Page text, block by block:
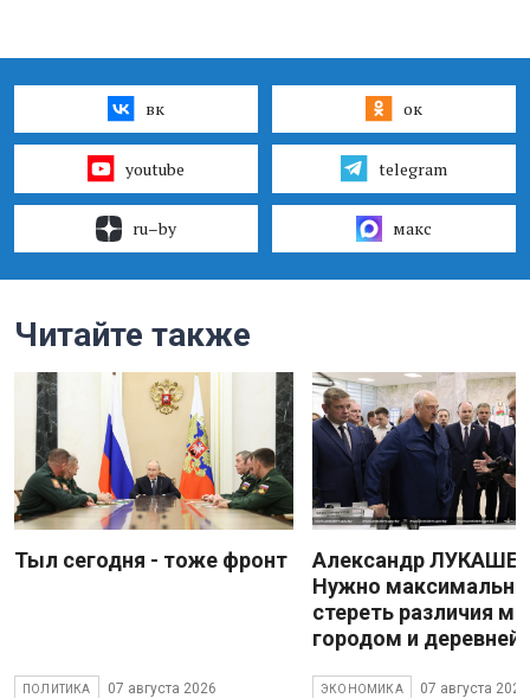
вк ок
youtube telegram
ru–by макс
Читайте также
Тыл сегодня - тоже фронт
ПОЛИТИКА 07 августа 2026
Александр
Нужно максимально
стереть различия
городом и деревней
ЭКОНОМИКА 07 августа 2026